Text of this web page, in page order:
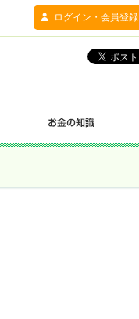
ログイン・会員登録